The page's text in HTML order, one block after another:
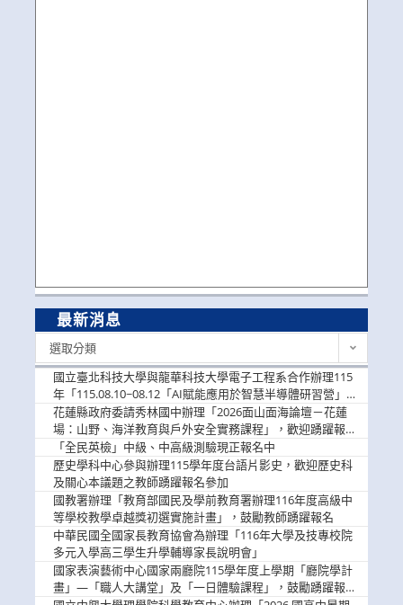
最新消息
選取分類
國立臺北科技大學與龍華科技大學電子工程系合作辦理115
年「115.08.10~08.12「AI賦能應用於智慧半導體研習營」，
歡迎學生踴躍報名參加
花蓮縣政府委請秀林國中辦理「2026面山面海論壇－花蓮
場：山野、海洋教育與戶外安全實務課程」，歡迎踴躍報名
參加
「全民英檢」中級、中高級測驗現正報名中
歷史學科中心參與辦理115學年度台語片影史，歡迎歷史科
及關心本議題之教師踴躍報名參加
國教署辦理「教育部國民及學前教育署辦理116年度高級中
等學校教學卓越獎初選實施計畫」，鼓勵教師踴躍報名
中華民國全國家長教育協會為辦理「116年大學及技專校院
多元入學高三學生升學輔導家長說明會」
國家表演藝術中心國家兩廳院115學年度上學期「廳院學計
畫」—「職人大講堂」及「一日體驗課程」，鼓勵踴躍報名